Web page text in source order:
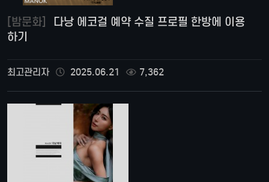
[밤문화]
하기
최고관리자 2025.06.21 7,362